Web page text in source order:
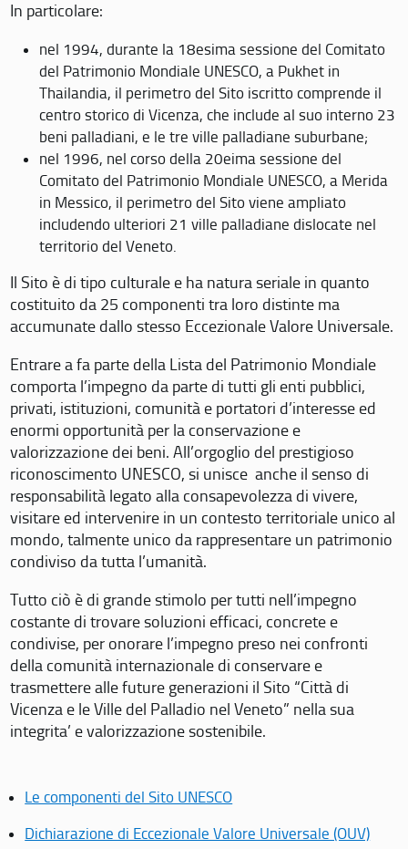
In particolare:
nel 1994, durante la 18esima sessione del Comitato
del Patrimonio Mondiale UNESCO, a Pukhet in
Thailandia, il perimetro del Sito iscritto comprende il
centro storico di Vicenza, che include al suo interno 23
beni palladiani, e le tre ville palladiane suburbane;
nel 1996, nel corso della 20eima sessione del
Comitato del Patrimonio Mondiale UNESCO, a Merida
in Messico, il perimetro del Sito viene ampliato
includendo ulteriori 21 ville palladiane dislocate nel
territorio del Veneto.
Il Sito è di tipo culturale e ha natura seriale in quanto
costituito da 25 componenti tra loro distinte ma
accumunate dallo stesso Eccezionale Valore Universale.
Entrare a fa parte della Lista del Patrimonio Mondiale
comporta l’impegno da parte di tutti gli enti pubblici,
privati, istituzioni, comunità e portatori d’interesse ed
enormi opportunità per la conservazione e
valorizzazione dei beni. All’orgoglio del prestigioso
riconoscimento UNESCO, si unisce anche il senso di
responsabilità legato alla consapevolezza di vivere,
visitare ed intervenire in un contesto territoriale unico al
mondo, talmente unico da rappresentare un patrimonio
condiviso da tutta l’umanità.
Tutto ciò è di grande stimolo per tutti nell’impegno
costante di trovare soluzioni efficaci, concrete e
condivise, per onorare l’impegno preso nei confronti
della comunità internazionale di conservare e
trasmettere alle future generazioni il Sito “Città di
Vicenza e le Ville del Palladio nel Veneto” nella sua
integrita’ e valorizzazione sostenibile.
Le componenti del Sito UNESCO
Dichiarazione di Eccezionale Valore Universale (OUV)